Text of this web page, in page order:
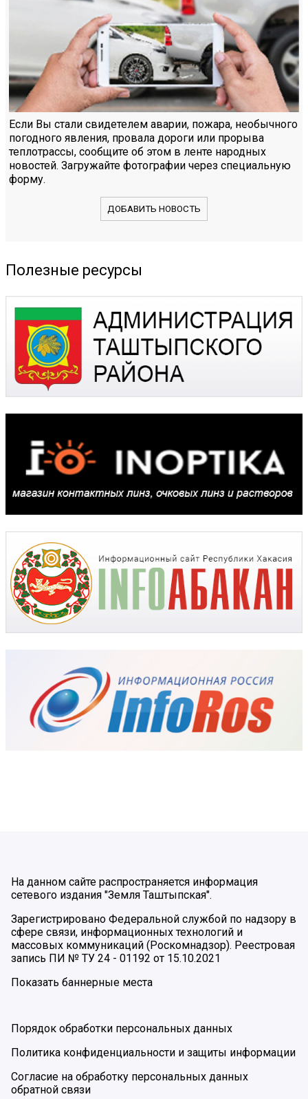
Если Вы стали свидетелем аварии, пожара, необычного
погодного явления, провала дороги или прорыва
теплотрассы, сообщите об этом в ленте народных
новостей. Загружайте фотографии через специальную
форму.
ДОБАВИТЬ НОВОСТЬ
Полезные ресурсы
На данном сайте распространяется информация
сетевого издания "Земля Таштыпская".
Зарегистрировано Федеральной службой по надзору в
сфере связи, информационных технологий и
массовых коммуникаций (Роскомнадзор). Реестровая
запись ПИ № ТУ 24 - 01192 от 15.10.2021
Показать баннерные места
Порядок обработки персональных данных
Политика конфиденциальности и защиты информации
Согласие на обработку персональных данных
обратной связи